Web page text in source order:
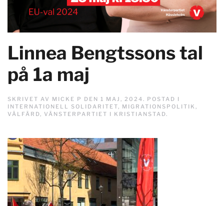
Linnea Bengtssons tal
på 1a maj
SKRIVET AV MICKE P DEN 1 MAJ, 2024. POSTAD I
INTERNATIONELL SOLIDARITET, MIGRATIONSPOLITIK ,
VÄLFÄRD, VÄNSTERPARTIET I KRISTIANSTAD.